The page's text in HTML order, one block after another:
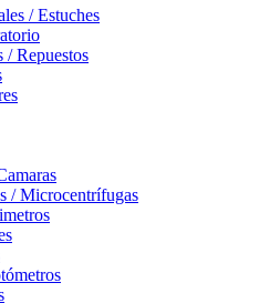
/ Estuches
/ Repuestos
/ Microcentrífugas